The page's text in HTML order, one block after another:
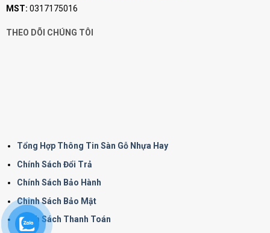
MST: 0317175016
THEO DÕI CHÚNG TÔI
Tổng Hợp Thông Tin Sàn Gỗ Nhựa Hay
Chính Sách Đổi Trả
Chính Sách Bảo Hành
Chinh Sách Bảo Mật
Chính Sách Thanh Toán